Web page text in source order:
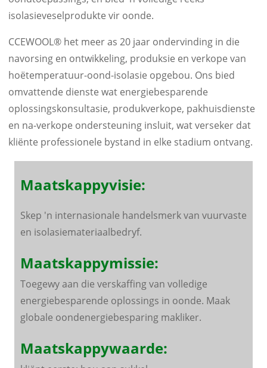
isolasieveselprodukte vir oonde.
CCEWOOL® het meer as 20 jaar ondervinding in die
navorsing en ontwikkeling, produksie en verkope van
hoëtemperatuur-oond-isolasie opgebou. Ons bied
omvattende dienste wat energiebesparende
oplossingskonsultasie, produkverkope, pakhuisdienste
en na-verkope ondersteuning insluit, wat verseker dat
kliënte professionele bystand in elke stadium ontvang.
Maatskappyvisie:
Skep 'n internasionale handelsmerk van vuurvaste
en isolasiemateriaalbedryf.
Maatskappymissie:
Toegewy aan die verskaffing van volledige
energiebesparende oplossings in oonde. Maak
globale oondenergiebesparing makliker.
Maatskappywaarde: